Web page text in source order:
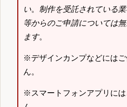
い。 制作を受託されている
等からのご申請については
ます。
※デザインカンプなどには
ん。
※スマートフォンアプリに